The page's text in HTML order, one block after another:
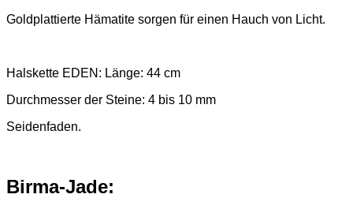
Goldplattierte Hämatite sorgen für einen Hauch von Licht.
Halskette EDEN: Länge: 44 cm
Durchmesser der Steine: 4 bis 10 mm
Seidenfaden.
Birma-Jade: